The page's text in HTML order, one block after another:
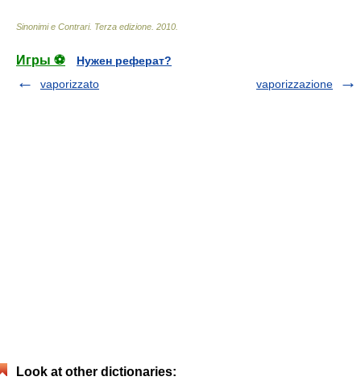
Sinonimi e Contrari. Terza edizione 2010
Игры ⚽
Нужен реферат?
vaporizzato
vaporizzazione
Look at other dictionaries: